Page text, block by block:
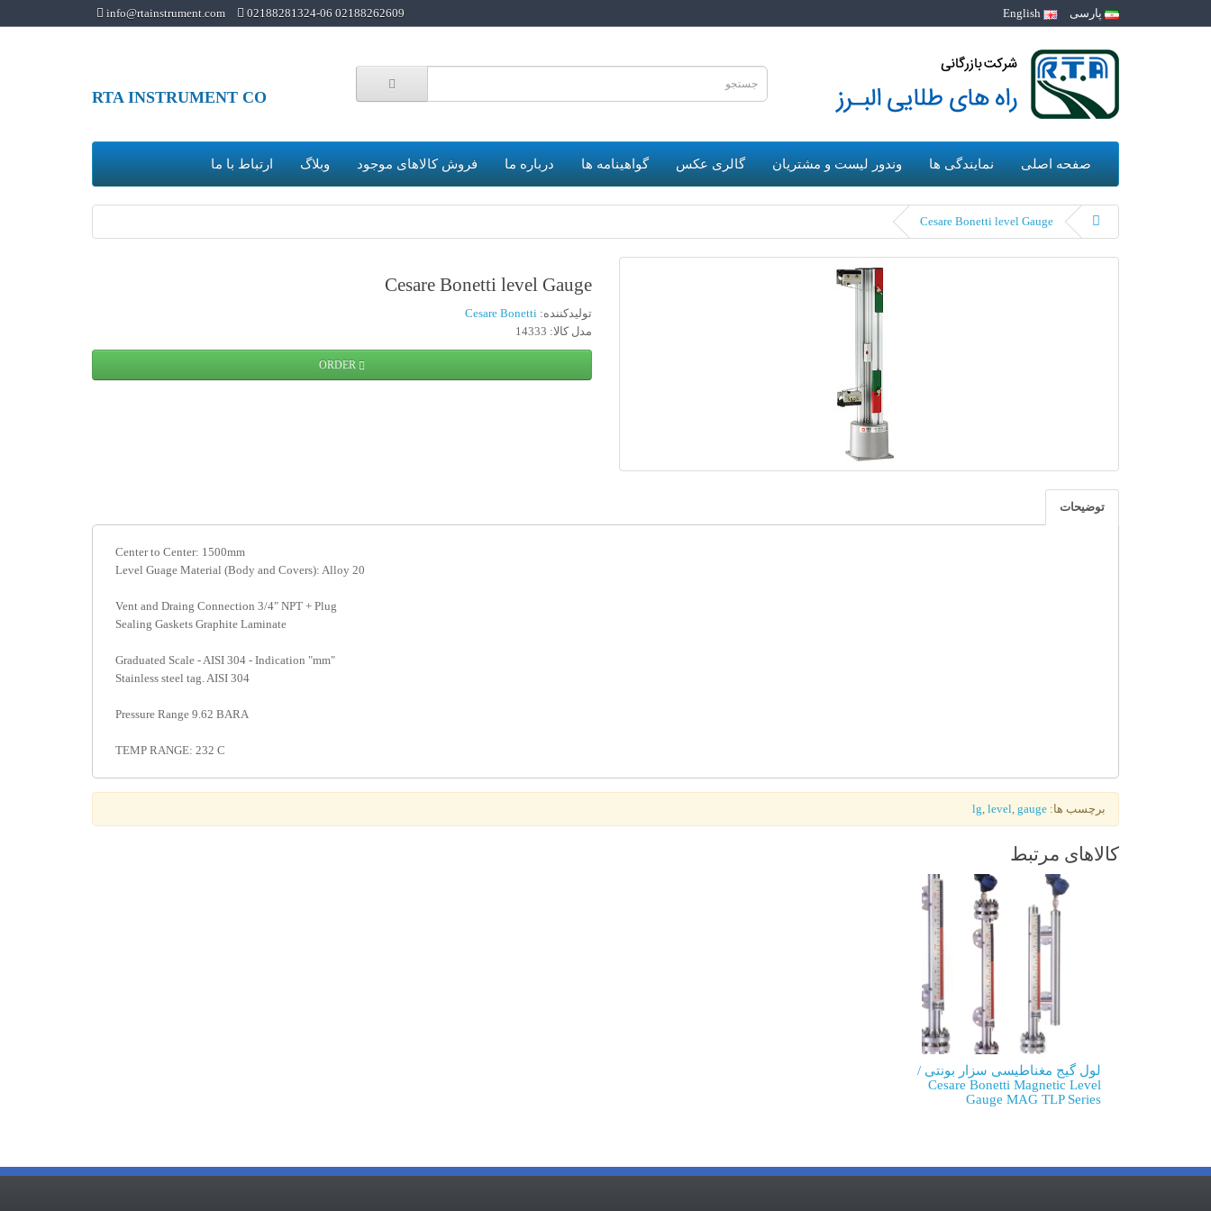
پارسی 02188262609 02188281324-06
info@rtainstrument.com
RTA INSTRUMENT CO
صفحه اصلی نمایندگی ها وندور لیست و مشتریان گالری عکس گواهینامه ها درباره ما فروش کالاهای موجود وبلاگ ارتباط با ما
Cesare Bonetti level Gauge
Cesare Bonetti level Gauge
تولیدکننده: Cesare Bonetti
مدل کالا: 14333
توضیحات
Center to Center: 1500mm
Level Guage Material (Body and Covers): Alloy 20
Vent and Draing Connection 3/4" NPT + Plug
Sealing Gaskets Graphite Laminate
Graduated Scale - AISI 304 - Indication "mm"
Stainless steel tag. AISI 304
Pressure Range 9.62 BARA
TEMP RANGE: 232 C
برچسب ها: lg, level, gauge
کالاهای مرتبط
لول گیج مغناطیسی سزار بونتی /
Cesare Bonetti Magnetic Level
Gauge MAG TLP Series